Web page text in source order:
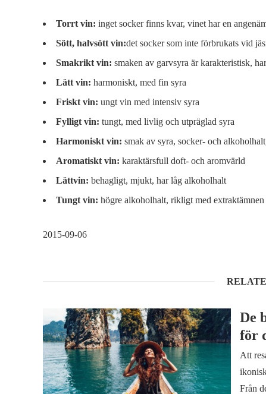
Torrt vin: inget socker finns kvar, vinet har en
Sött, halvsött vin:det socker som inte förbrukats vid
Smakrikt vin: smaken av garvsyra är karakteristisk,
Lätt vin: harmoniskt, med fin syra
Friskt vin: ungt vin med intensiv syra
Fylligt vin: tungt, med livlig och utpräglad syra
Harmoniskt vin: smak av syra, socker- och
Aromatiskt vin: karaktärsfull doft- och aromvärld
Lättvin: behagligt, mjukt, har låg alkoholhalt
Tungt vin: högre alkoholhalt, rikligt med extraktämnen
2015-09-06
De
för
Att
Från